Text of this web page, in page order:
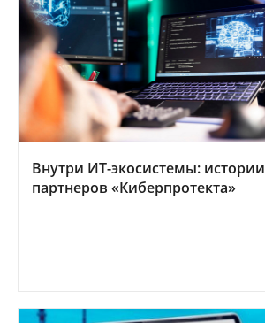
Внутри ИТ-экосистемы: истории
партнеров «Киберпротекта»